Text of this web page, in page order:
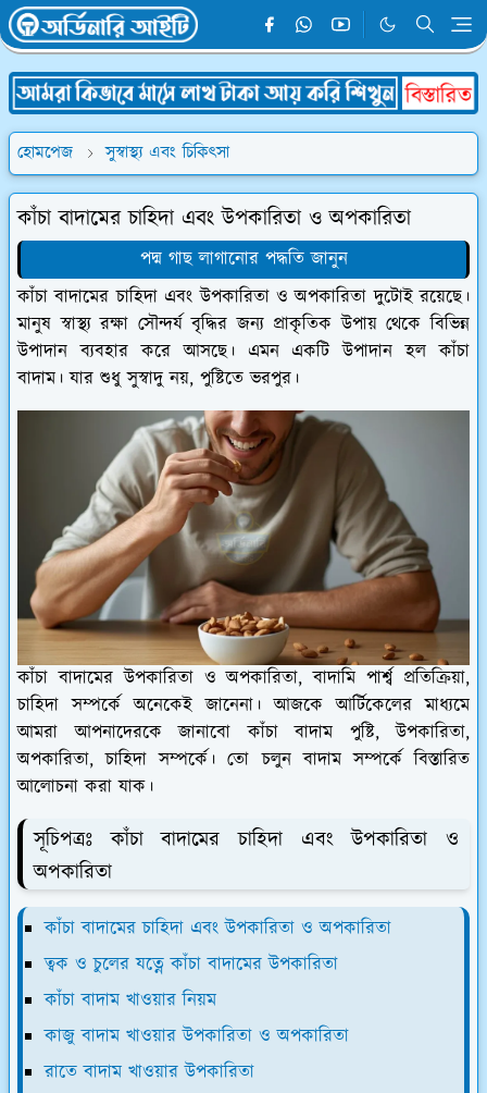
হোমপেজ সুস্বাস্থ্য এবং চিকিৎসা
কাঁচা বাদামের চাহিদা এবং উপকারিতা ও অপকারিতা
পদ্ম গাছ লাগানোর পদ্ধতি জানুন
কাঁচা বাদামের চাহিদা এবং উপকারিতা ও অপকারিতা দুটোই রয়েছে।
মানুষ স্বাস্থ্য রক্ষা সৌন্দর্য বৃদ্ধির জন্য প্রাকৃতিক উপায় থেকে বিভিন্ন
উপাদান ব্যবহার করে আসছে। এমন একটি উপাদান হল কাঁচা
বাদাম। যার শুধু সুস্বাদু নয়, পুষ্টিতে ভরপুর।
কাঁচা বাদামের উপকারিতা ও অপকারিতা, বাদামি পার্শ্ব প্রতিক্রিয়া,
চাহিদা সম্পর্কে অনেকেই জানেনা। আজকে আর্টিকেলের মাধ্যমে
আমরা আপনাদেরকে জানাবো কাঁচা বাদাম পুষ্টি, উপকারিতা,
অপকারিতা, চাহিদা সম্পর্কে। তো চলুন বাদাম সম্পর্কে বিস্তারিত
আলোচনা করা যাক।
সূচিপত্রঃ কাঁচা বাদামের চাহিদা এবং উপকারিতা ও
অপকারিতা
কাঁচা বাদামের চাহিদা এবং উপকারিতা ও অপকারিতা
ত্বক ও চুলের যত্নে কাঁচা বাদামের উপকারিতা
কাঁচা বাদাম খাওয়ার নিয়ম
কাজু বাদাম খাওয়ার উপকারিতা ও অপকারিতা
রাতে বাদাম খাওয়ার উপকারিতা